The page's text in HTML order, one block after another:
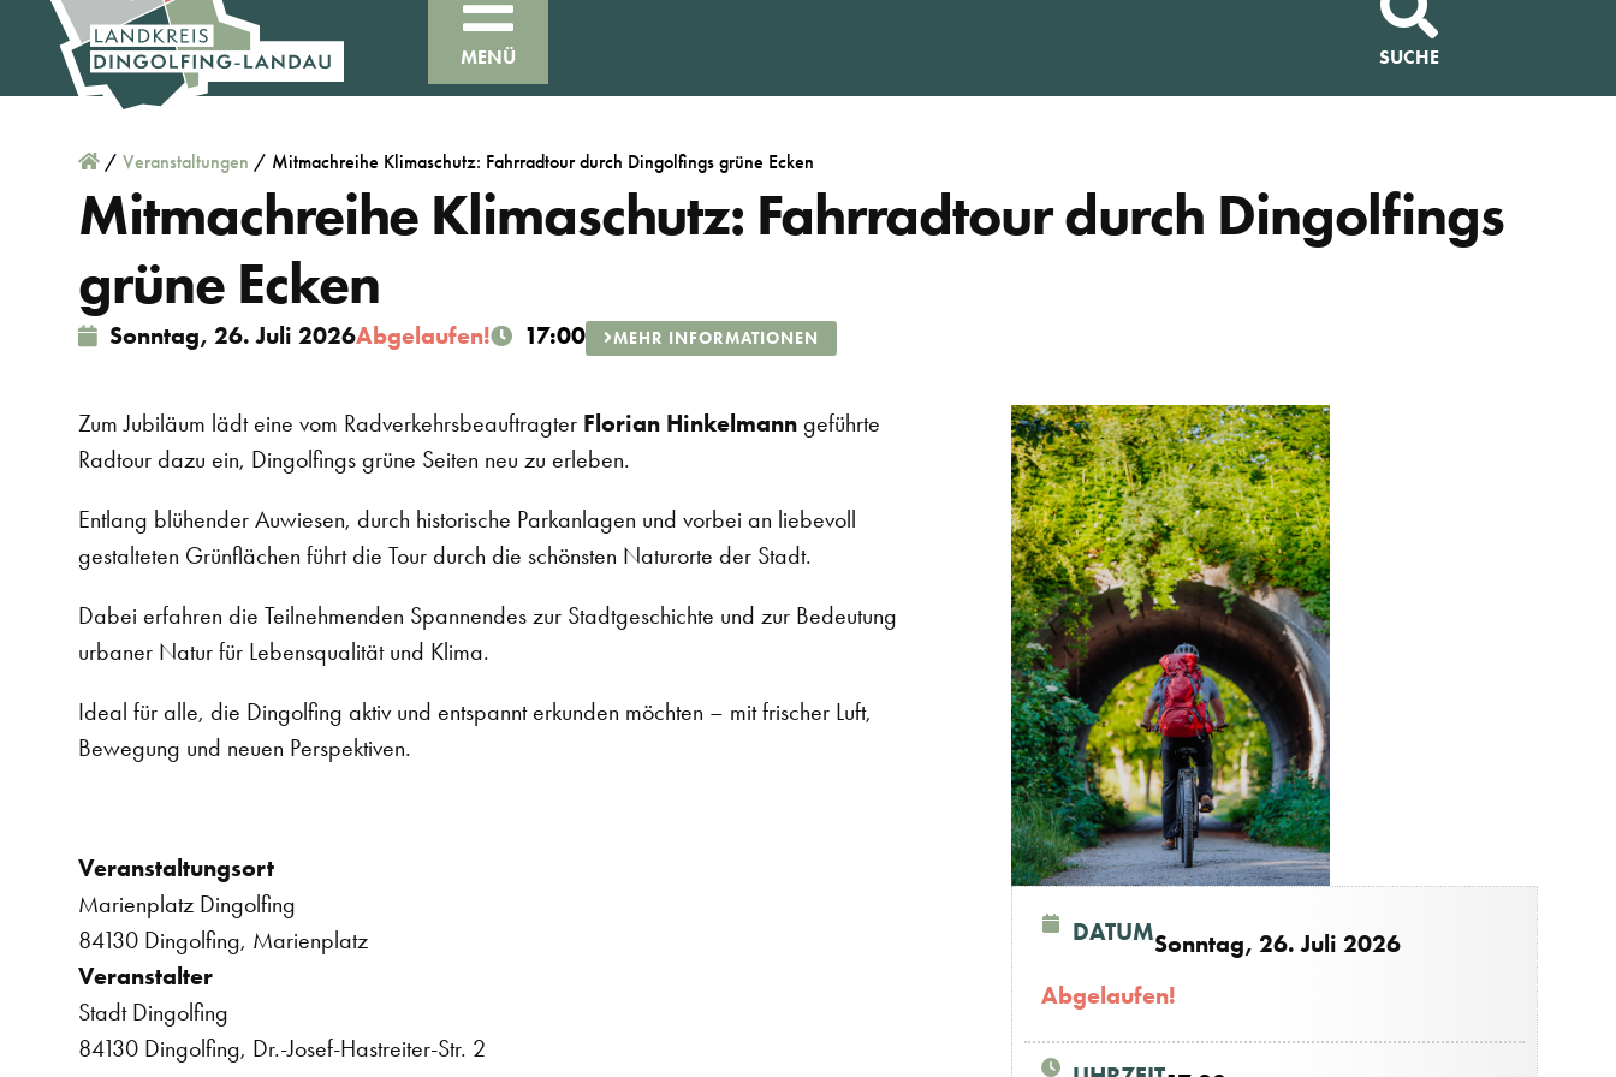
MENÜ SUCHE
/ Veranstaltungen / Mitmachreihe Klimaschutz: Fahrradtour durch Dingolfings grüne Ecken
Mitmachreihe Klimaschutz: Fahrradtour durch Dingolfings
grüne Ecken
Sonntag, 26. Juli 2026Abgelaufen! 17:00 MEHR INFORMATIONEN
Zum Jubiläum lädt eine vom Radverkehrsbeauftragter Florian Hinkelmann geführte
Radtour dazu ein, Dingolfings grüne Seiten neu zu erleben.
Entlang blühender Auwiesen, durch historische Parkanlagen und vorbei an liebevoll
gestalteten Grünflächen führt die Tour durch die schönsten Naturorte der Stadt.
Dabei erfahren die Teilnehmenden Spannendes zur Stadtgeschichte und zur Bedeutung
urbaner Natur für Lebensqualität und Klima.
Ideal für alle, die Dingolfing aktiv und entspannt erkunden möchten – mit frischer Luft,
Bewegung und neuen Perspektiven.
Veranstaltungsort
Marienplatz Dingolfing
84130 Dingolfing, Marienplatz
Veranstalter
Stadt Dingolfing
84130 Dingolfing, Dr.-Josef-Hastreiter-Str. 2
DATUMSonntag, 26. Juli 2026
Abgelaufen!